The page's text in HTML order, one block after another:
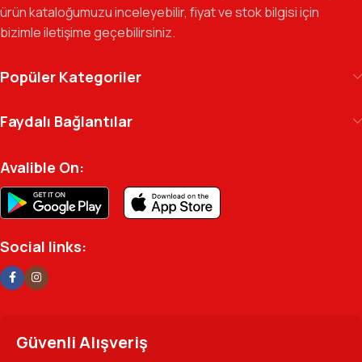
markalarla güçlendirerek, Türkiye genelinde müşteri ağımızı her
geçen gün büyütmeye devam ediyoruz.
Kılıç Office Center
arşivinizdeki dosyaya kadar her detayda yanınızda.
Ofisinizin enerjisini ve verimliliğini artırmak için
profesyonel kadromuzla hizmetinizdeyiz.
ürün kataloğumuzu inceleyebilir, fiyat ve stok bilgisi için
bizimle iletişime geçebilirsiniz.
Popüler Kategoriler
Faydalı Bağlantılar
Avalible On:
Social links:
Güvenli Alışveriş